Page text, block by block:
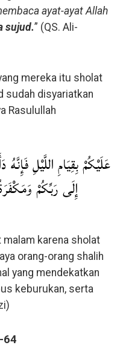
ayat-ayat Allah
sujud.” (QS. Ali-
mereka itu sholat
sudah disyariatkan
Rasulullah
عَلَيْكُمْ بِقِيَامِ اللَّيْلِ
إِلَى رَبِّكُمْ
malam karena sholat
orang-orang shalih
yang mendekatkan
keburukan, serta
64